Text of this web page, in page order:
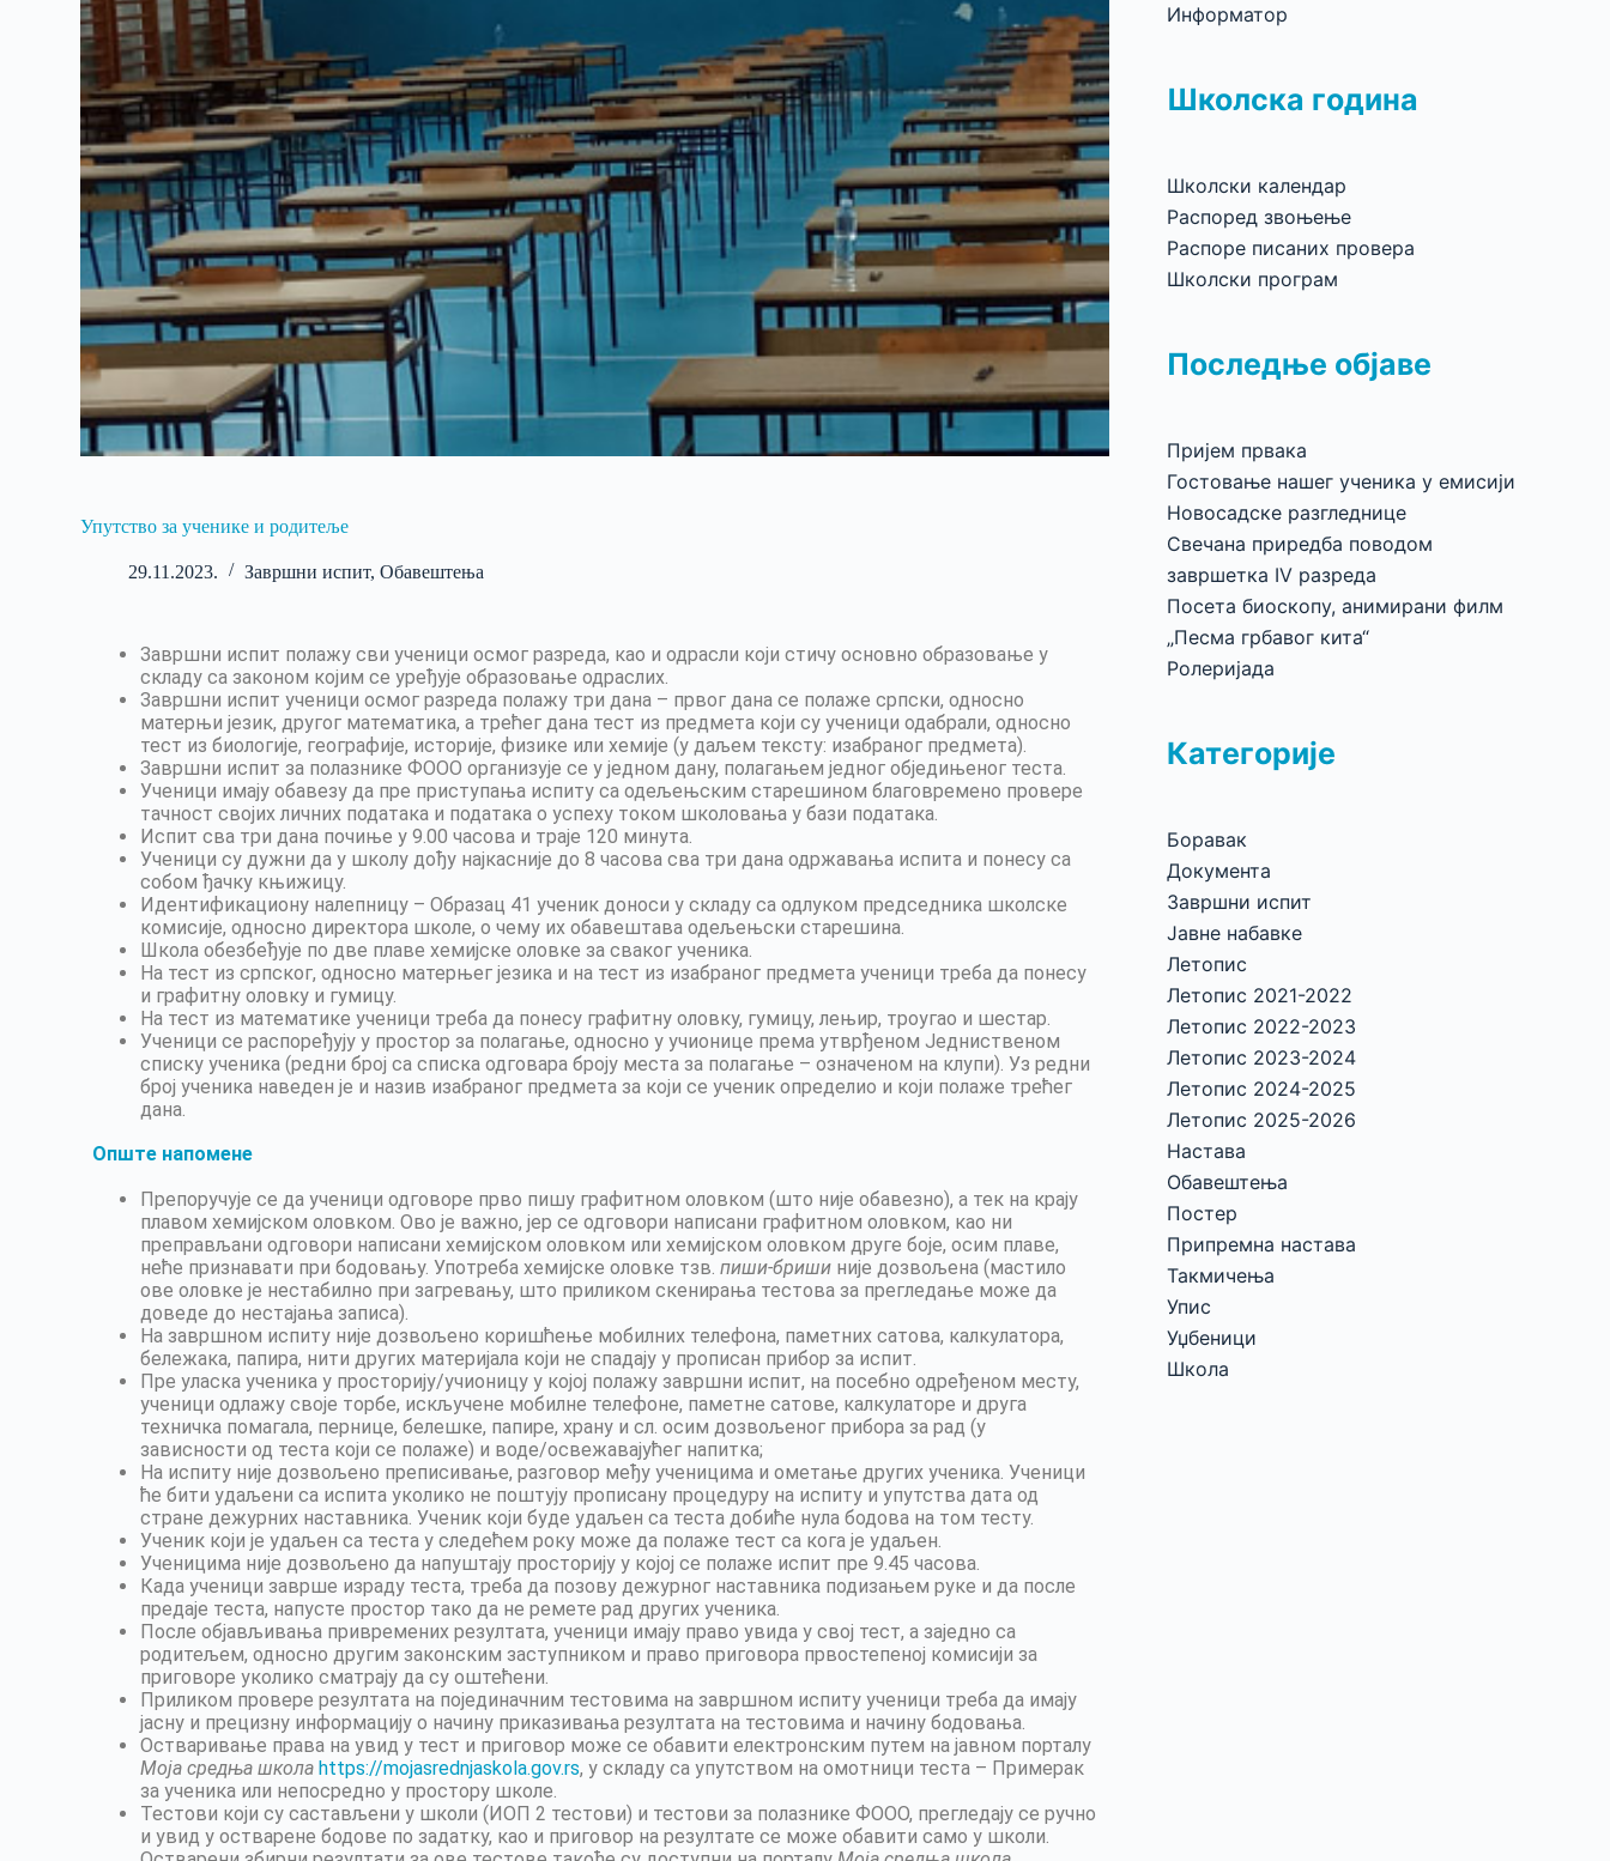
Упутство за ученике и родитеље
29.11.2023. Завршни испит,Обавештења
Завршни испит полажу сви ученици осмог разреда, као и одрасли који стичу основно образовање у
складу са законом којим се уређује образовање одраслих.
Завршни испит ученици осмог разреда полажу три дана – првог дана се полаже српски, односно
матерњи језик, другог математикa, а трећег дана тест из предмета који су ученици одабрали, односно
тест из биологије, географије, историје, физике или хемије (у даљем тексту: изабраног предмета).
Завршни испит за полазнике ФООО организује се у једном дану, полагањем једног обједињеног теста.
Ученици имају обавезу да пре приступања испиту са одељењским старешином благовремено провере
тачност својих личних података и података о успеху током школовања у бази података.
Испит сва три дана почиње у 9.00 часова и траје 120 минута.
Ученици су дужни да у школу дођу најкасније до 8 часова сва три дана одржавања испита и понесу са
собом ђачку књижицу.
Идентификациону налепницу – Образац 41 ученик доноси у складу са одлуком председника школске
комисије, односно директора школе, о чему их обавештава одељењски старешина.
Школа обезбеђује по две плаве хемијске оловке за сваког ученика.
На тест из српског, односно матерњег језика и на тест из изабраног предмета ученици треба да понесу
и графитну оловку и гумицу.
На тест из математике ученици треба да понесу графитну оловку, гумицу, лењир, троугао и шестар.
Ученици се распоређују у простор за полагање, односно у учионице према утврђеном Једниственом
списку ученика (редни број са списка одговара броју места за полагање – означеном на клупи). Уз редни
број ученика наведен је и назив изабраног предмета за који се ученик определио и који полаже трећег
дана.
Опште напомене
Препоручује се да ученици одговоре прво пишу графитном оловком (што није обавезно), а тек на крају
плавом хемијском оловком. Ово је важно, јер се одговори написани графитном оловком, као ни
преправљани одговори написани хемијском оловком или хемијском оловком друге боје, осим плаве,
неће признавати при бодовању. Употреба хемијске оловке тзв.пиши-бриши није дозвољена (мастило
ове оловке је нестабилно при загревању, што приликом скенирања тестова за прегледање може да
доведе до нестајања записа).
На завршном испиту није дозвољено коришћење мобилних телефона, паметних сатова, калкулатора,
бележака, папира, нити других материјала који не спадају у прописан прибор за испит.
Пре уласка ученика у просторију/учионицу у којој полажу завршни испит, на посебно одређеном месту,
ученици одлажу своје торбе, искључене мобилне телефоне, паметне сатове, калкулаторе и друга
техничка помагала, пернице, белешке, папире, храну и сл. осим дозвољеног прибора за рад (у
зависности од теста који се полаже) и воде/освежавајућег напитка;
На испиту није дозвољено преписивање, разговор међу ученицима и ометање других ученика. Ученици
ће бити удаљени са испита уколико не поштују прописану процедуру на испиту и упутства дата од
стране дежурних наставника. Ученик који буде удаљен са теста добиће нула бодова на том тесту.
Ученик који је удаљен са теста у следећем року може да полаже тест са кога је удаљен.
Ученицима није дозвољено да напуштају просторију у којој се полаже испит пре 9.45 часова.
Када ученици заврше израду теста, треба да позову дежурног наставника подизањем руке и да после
предаје теста, напусте простор тако да не ремете рад других ученика.
После објављивања привремених резултата, ученици имају право увида у свој тест, a заједно са
родитељем, односно другим законским заступником и право приговора првостепеној комисији за
приговоре уколико сматрају да су оштећени.
Приликом провере резултата на појединачним тестовима на завршном испиту ученици треба да имају
јасну и прецизну информацију о начину приказивања резултата на тестовима и начину бодовања.
Остваривање права на увид у тест и приговор може се обавити електронским путем на јавном порталу
Моја средња школаhttps://mojasrednjaskola.gov.rs, у складу са упутством на омотници теста – Примерак
за ученика или непосредно у простору школе.
Тестови који су састављени у школи (ИОП 2 тестови) и тестови за полазнике ФООО, прегледају се ручно
и увид у остварене бодове по задатку, као и приговор на резултате се може обавити само у школи.
Информатор
Школска година
Школски календар
Распоред звоњење
Распоре писаних провера
Школски програм
Последње објаве
Пријем првака
Гостовање нашег ученика у емисији
Новосадске разгледнице
Свечана приредба поводом
завршетка IV разреда
Посета биоскопу, анимирани филм
„Песма грбавог кита“
Ролеријада
Категорије
Боравак
Документа
Завршни испит
Јавне набавке
Летопис
Летопис 2021-2022
Летопис 2022-2023
Летопис 2023-2024
Летопис 2024-2025
Летопис 2025-2026
Настава
Обавештења
Постер
Припремна настава
Такмичења
Упис
Уџбеници
Школа